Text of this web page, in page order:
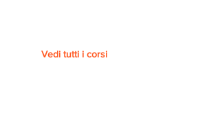
Vedi tutti i corsi